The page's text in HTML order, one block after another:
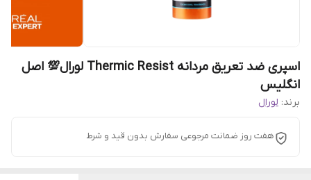
اسپری ضد تعریق مردانه Thermic Resist لورال💯 اصل
انگلیس
برند: لورال
هفت روز ضمانت مرجوعی سفارش بدون قید و شرط